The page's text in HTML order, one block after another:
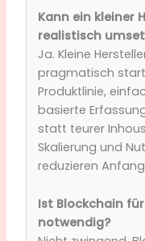
Kann ein kleiner
realistisch
Ja. Kleine
pragmatisch
Produktlinie,
basierte
statt teurer
Skalierung und
reduzieren
Ist Blockchain
notwendig?